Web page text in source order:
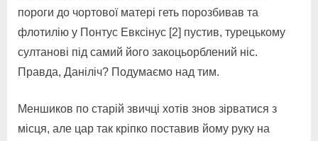
пороги до чортової матері геть порозбивав та
флотилію у Понтус Евксінус [2] пустив, турецькому
султанові під самий його закоцьорблений ніс.
Правда, Даніліч? Подумаємо над тим.
Меншиков по старій звичці хотів знов зірватися з
місця, але цар так кріпко поставив йому руку на